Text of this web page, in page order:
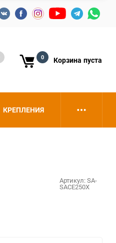
0 Корзина пуста
КРЕПЛЕНИЯ
Артикул:SA-
SACE250X